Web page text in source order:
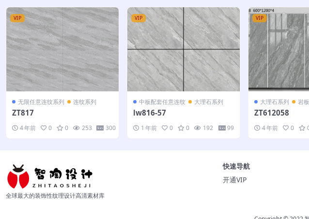
VIP
无限任意连纹系列 连纹系列
ZT817
4 年前 0 0 253 300
VIP
中板配套任意连纹 大理石系列
lw816-57
1 年前 0 0 192 99
VIP
大理石系列 岩
ZT612058
4 年前 0
全球最大的装饰性纹理设计高清素材库
快速导航
开通VIP